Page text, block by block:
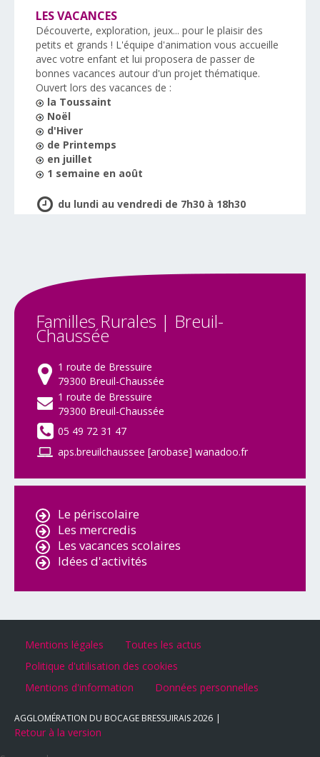
LES VACANCES
Découverte, exploration, jeux... pour le plaisir des
petits et grands ! L'équipe d'animation vous accueille
avec votre enfant et lui proposera de passer de
bonnes vacances autour d'un projet thématique.
Ouvert lors des vacances de :
la Toussaint
Noël
d'Hiver
de Printemps
en juillet
1 semaine en août
du lundi au vendredi de 7h30 à 18h30
Familles Rurales | Breuil-
Chaussée
1 route de Bressuire
79300 Breuil-Chaussée
1 route de Bressuire
79300 Breuil-Chaussée
05 49 72 31 47
aps.breuilchaussee [arobase] wanadoo.fr
Le périscolaire
Les mercredis
Les vacances scolaires
Idées d'activités
Mentions légales
Toutes les actus
Politique d'utilisation des cookies
Mentions d'information
Données personnelles
AGGLOMÉRATION DU BOCAGE BRESSUIRAIS2026
Retour à la version